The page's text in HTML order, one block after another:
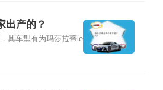
出产的？
其车型有为玛莎拉蒂le